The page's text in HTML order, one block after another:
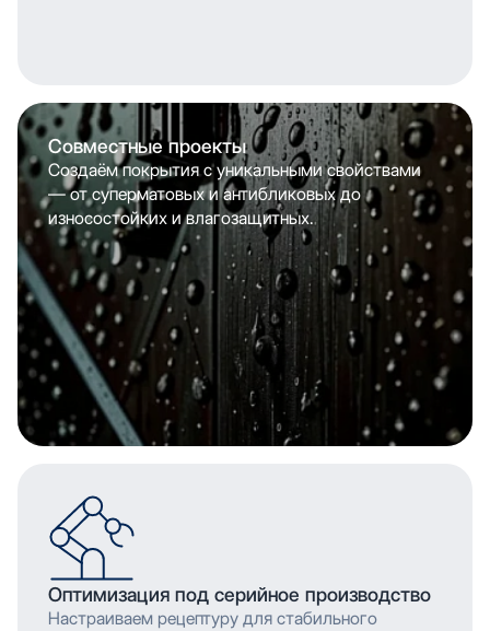
Совместные проекты
Создаём покрытия с уникальными свойствами
— от суперматовых и антибликовых до
износостойких и влагозащитных.
Оптимизация под серийное производство
Настраиваем рецептуру для стабильного